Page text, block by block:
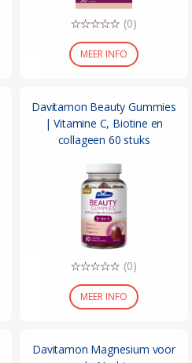
MEER INFO
(0)
Davitamon Beauty Gummies
| Vitamine C, Biotine en
collageen 60 stuks
MEER INFO
(0)
Davitamon Magnesium voor